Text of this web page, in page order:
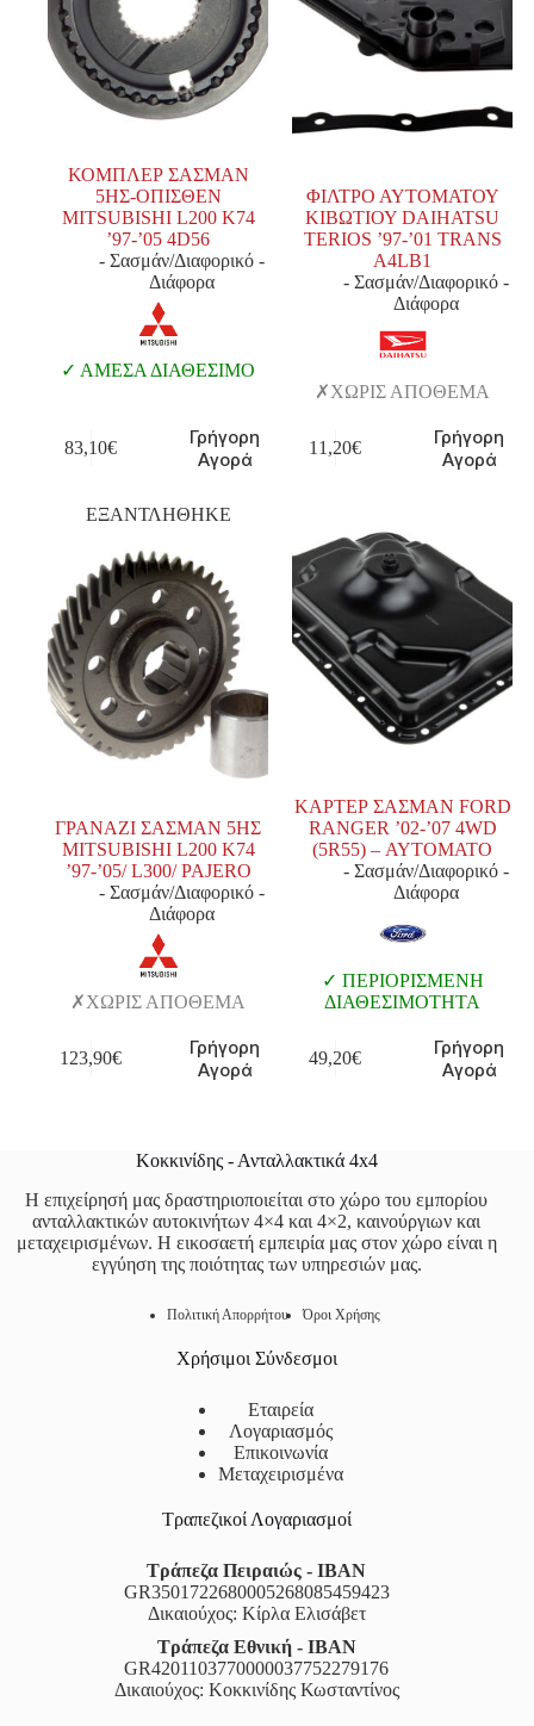
ΚΟΜΠΛΕΡ ΣΑΣΜΑΝ
5ΗΣ-ΟΠΙΣΘΕΝ
MITSUBISHI L200 K74
’97-’05 4D56
- Σασμάν/Διαφορικό -
Διάφορα
ΑΜΕΣΑ ΔΙΑΘΕΣΙΜΟ
83,10€
Γρήγορη
Αγορά
ΦΙΛΤΡΟ ΑΥΤΟΜΑΤΟΥ
ΚΙΒΩΤΙΟΥ DAIHATSU
TERIOS ’97-’01 TRANS
A4LB1
- Σασμάν/Διαφορικό -
Διάφορα
ΧΩΡΙΣ ΑΠΟΘΕΜΑ
11,20€
Γρήγορη
Αγορά
ΕΞΑΝΤΛΗΘΗΚΕ
ΓΡΑΝΑΖΙ ΣΑΣΜΑΝ 5ΗΣ
MITSUBISHI L200 K74
’97-’05/ L300/ PAJERO
- Σασμάν/Διαφορικό -
Διάφορα
ΧΩΡΙΣ ΑΠΟΘΕΜΑ
123,90€
Γρήγορη
Αγορά
ΚΑΡΤΕΡ ΣΑΣΜΑΝ FORD
RANGER ’02-’07 4WD
(5R55) – ΑΥΤΟΜΑΤΟ
- Σασμάν/Διαφορικό -
Διάφορα
ΠΕΡΙΟΡΙΣΜΕΝΗ
ΔΙΑΘΕΣΙΜΟΤΗΤΑ
49,20€
Γρήγορη
Αγορά
Κοκκινίδης - Ανταλλακτικά 4x4
Η επιχείρησή μας δραστηριοποιείται στο χώρο του εμπορίου
ανταλλακτικών αυτοκινήτων 4×4 και 4×2, καινούργιων και
μεταχειρισμένων. Η εικοσαετή εμπειρία μας στον χώρο είναι η
εγγύηση της ποιότητας των υπηρεσιών μας.
Πολιτική Απορρήτου Όροι Χρήσης
Χρήσιμοι Σύνδεσμοι
Εταιρεία
Λογαριασμός
Επικοινωνία
Μεταχειρισμένα
Τραπεζικοί Λογαριασμοί
Τράπεζα Πειραιώς - IBAN
GR3501722680005268085459423
Δικαιούχος: Κίρλα Ελισάβετ
Τράπεζα Εθνική - IBAN
GR4201103770000037752279176
Δικαιούχος: Κοκκινίδης Κωσταντίνος